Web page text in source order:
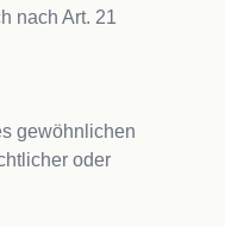
nach Art. 21
gewöhnlichen
oder